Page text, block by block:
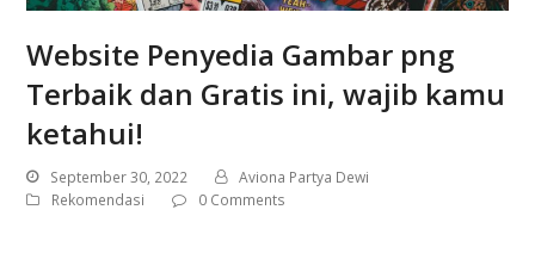
Website Penyedia Gambar png
Terbaik dan Gratis ini, wajib kamu
ketahui!
September 30, 2022
Aviona Partya Dewi
Rekomendasi
0 Comments